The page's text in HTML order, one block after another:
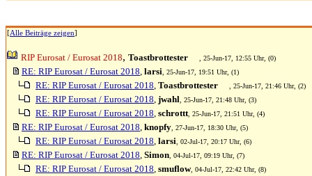
[Alle Beiträge zeigen]
RIP Eurosat / Eurosat 2018, Toastbrottester , 25-Jun-17, 12:55 Uhr, (0)
RE: RIP Eurosat / Eurosat 2018, larsi , 25-Jun-17, 19:51 Uhr, (1)
RE: RIP Eurosat / Eurosat 2018, Toastbrottester , 25-Jun-17, 21:46 Uhr, (2)
RE: RIP Eurosat / Eurosat 2018, jwahl , 25-Jun-17, 21:48 Uhr, (3)
RE: RIP Eurosat / Eurosat 2018, schrottt , 25-Jun-17, 21:51 Uhr, (4)
RE: RIP Eurosat / Eurosat 2018, knopfy , 27-Jun-17, 18:30 Uhr, (5)
RE: RIP Eurosat / Eurosat 2018, larsi , 02-Jul-17, 20:17 Uhr, (6)
RE: RIP Eurosat / Eurosat 2018, Simon , 04-Jul-17, 09:19 Uhr, (7)
RE: RIP Eurosat / Eurosat 2018, smuflow, 04-Jul-17, 22:42 Uhr, (8)